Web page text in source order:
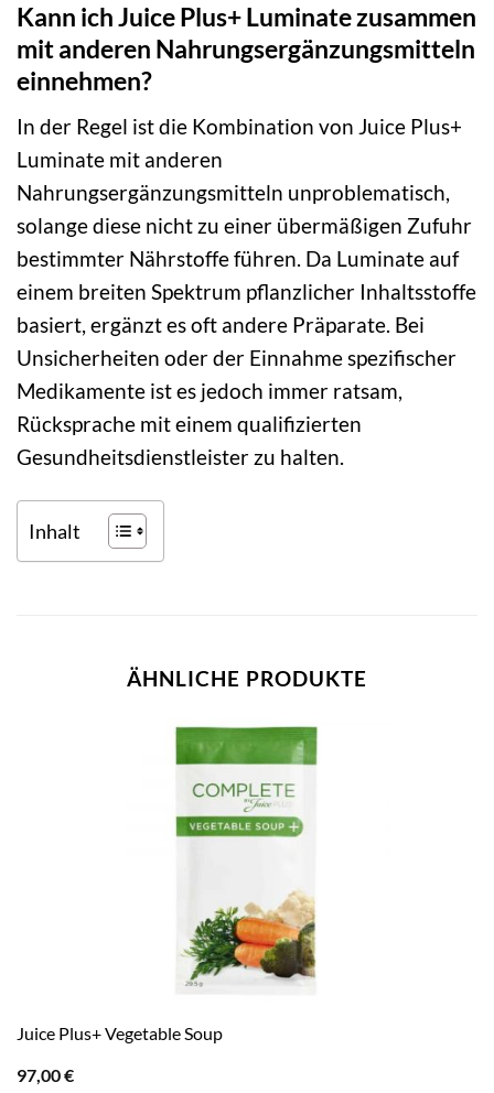
Kann ich Juice Plus+ Luminate zusammen
mit anderen Nahrungsergänzungsmitteln
einnehmen?
In der Regel ist die Kombination von Juice Plus+
Luminate mit anderen
Nahrungsergänzungsmitteln unproblematisch,
solange diese nicht zu einer übermäßigen Zufuhr
bestimmter Nährstoffe führen. Da Luminate auf
einem breiten Spektrum pflanzlicher Inhaltsstoffe
basiert, ergänzt es oft andere Präparate. Bei
Unsicherheiten oder der Einnahme spezifischer
Medikamente ist es jedoch immer ratsam,
Rücksprache mit einem qualifizierten
Gesundheitsdienstleister zu halten.
Inhalt
ÄHNLICHE PRODUKTE
Juice Plus+ Vegetable Soup
97,00€